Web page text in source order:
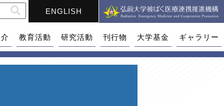
ENGLISH
教育活動 研究活動 刊行物 大学基金 ギャラリー